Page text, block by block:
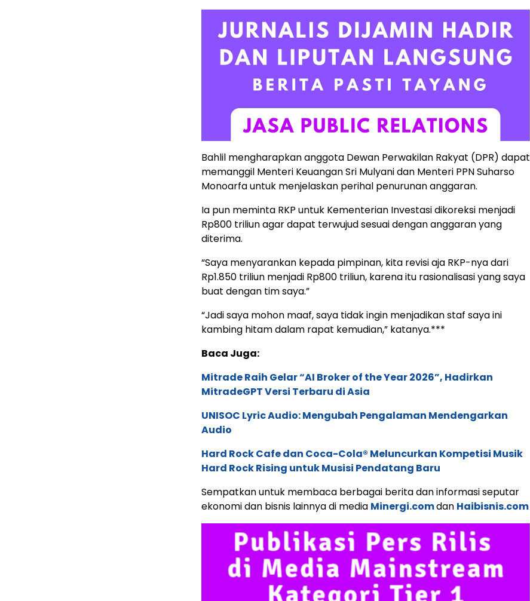
Bahlil mengharapkan anggota Dewan Perwakilan Rakyat (DPR) dapat
memanggil Menteri Keuangan Sri Mulyani dan Menteri PPN Suharso
Monoarfa untuk menjelaskan perihal penurunan anggaran.
Ia pun meminta RKP untuk Kementerian Investasi dikoreksi menjadi
Rp800 triliun agar dapat terwujud sesuai dengan anggaran yang
diterima.
“Saya menyarankan kepada pimpinan, kita revisi aja RKP-nya dari
Rp1.850 triliun menjadi Rp800 triliun, karena itu rasionalisasi yang saya
buat dengan tim saya.”
“Jadi saya mohon maaf, saya tidak ingin menjadikan staf saya ini
kambing hitam dalam rapat kemudian,” katanya.***
Baca Juga:
Mitrade Raih Gelar “AI Broker of the Year 2026”, Hadirkan
MitradeGPT Versi Terbaru di Asia
UNISOC Lyric Audio: Mengubah Pengalaman Mendengarkan
Audio
Hard Rock Cafe dan Coca-Cola® Meluncurkan Kompetisi Musik
Hard Rock Rising untuk Musisi Pendatang Baru
Sempatkan untuk membaca berbagai berita dan informasi seputar
ekonomi dan bisnis lainnya di media Minergi.comdan Haibisnis.com